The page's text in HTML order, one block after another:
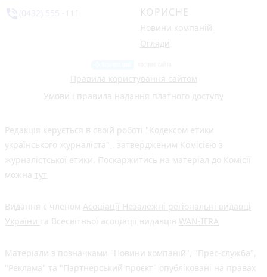
КОРИСНЕ
Новини компаній
Огляди
Правила користування сайтом
Умови і правила надання платного доступу
Редакція керується в своїй роботі "Кодексом етики
українського журналіста" , затвердженим Комісією з
журналістської етики. Поскаржитись на матеріал до Комісії
можна тут
Видання є членом Асоціації Незалежні регіональні видавці
України та Всесвітньої асоціації видавців WAN-IFRA
Матеріали з позначками "Новини компаній", "Прес-служба",
"Реклама" та "Партнерський проєкт" опубліковані на правах